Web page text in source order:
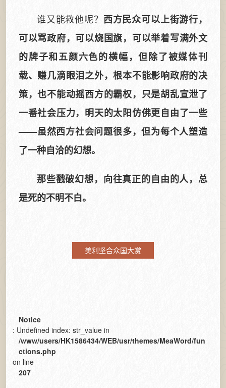
谁又能救他呢？ 西方民众可以上街游行，
可以骂政府，可以烧国旗，可以举着写满外文
的牌子和五颜六色的横幅，但除了被媒体刊
载、赚几滴眼泪之外，根本不能影响政府的决
策，也不能动摇西方的霸权，只是胡乱宣泄了
一番社会压力，明天的太阳仿佛更自由了一些
——虽然西方社会问题很多，但为每个人塑造
了一种自洽的幻想。
那些戳破幻想，向往真正的自由的人，总
是死的不明不白。
美利坚合众国大赏
Notice
: Undefined index: str_value in
/www/users/HK1586434/WEB/usr/themes/MeaWord/fun
ctions.php
on line
207